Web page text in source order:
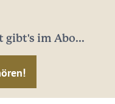
gibt's im Abo...